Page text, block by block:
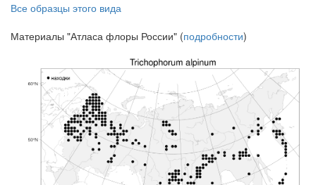
Все образцы этого вида
Материалы "Атласа флоры России" (подробности)